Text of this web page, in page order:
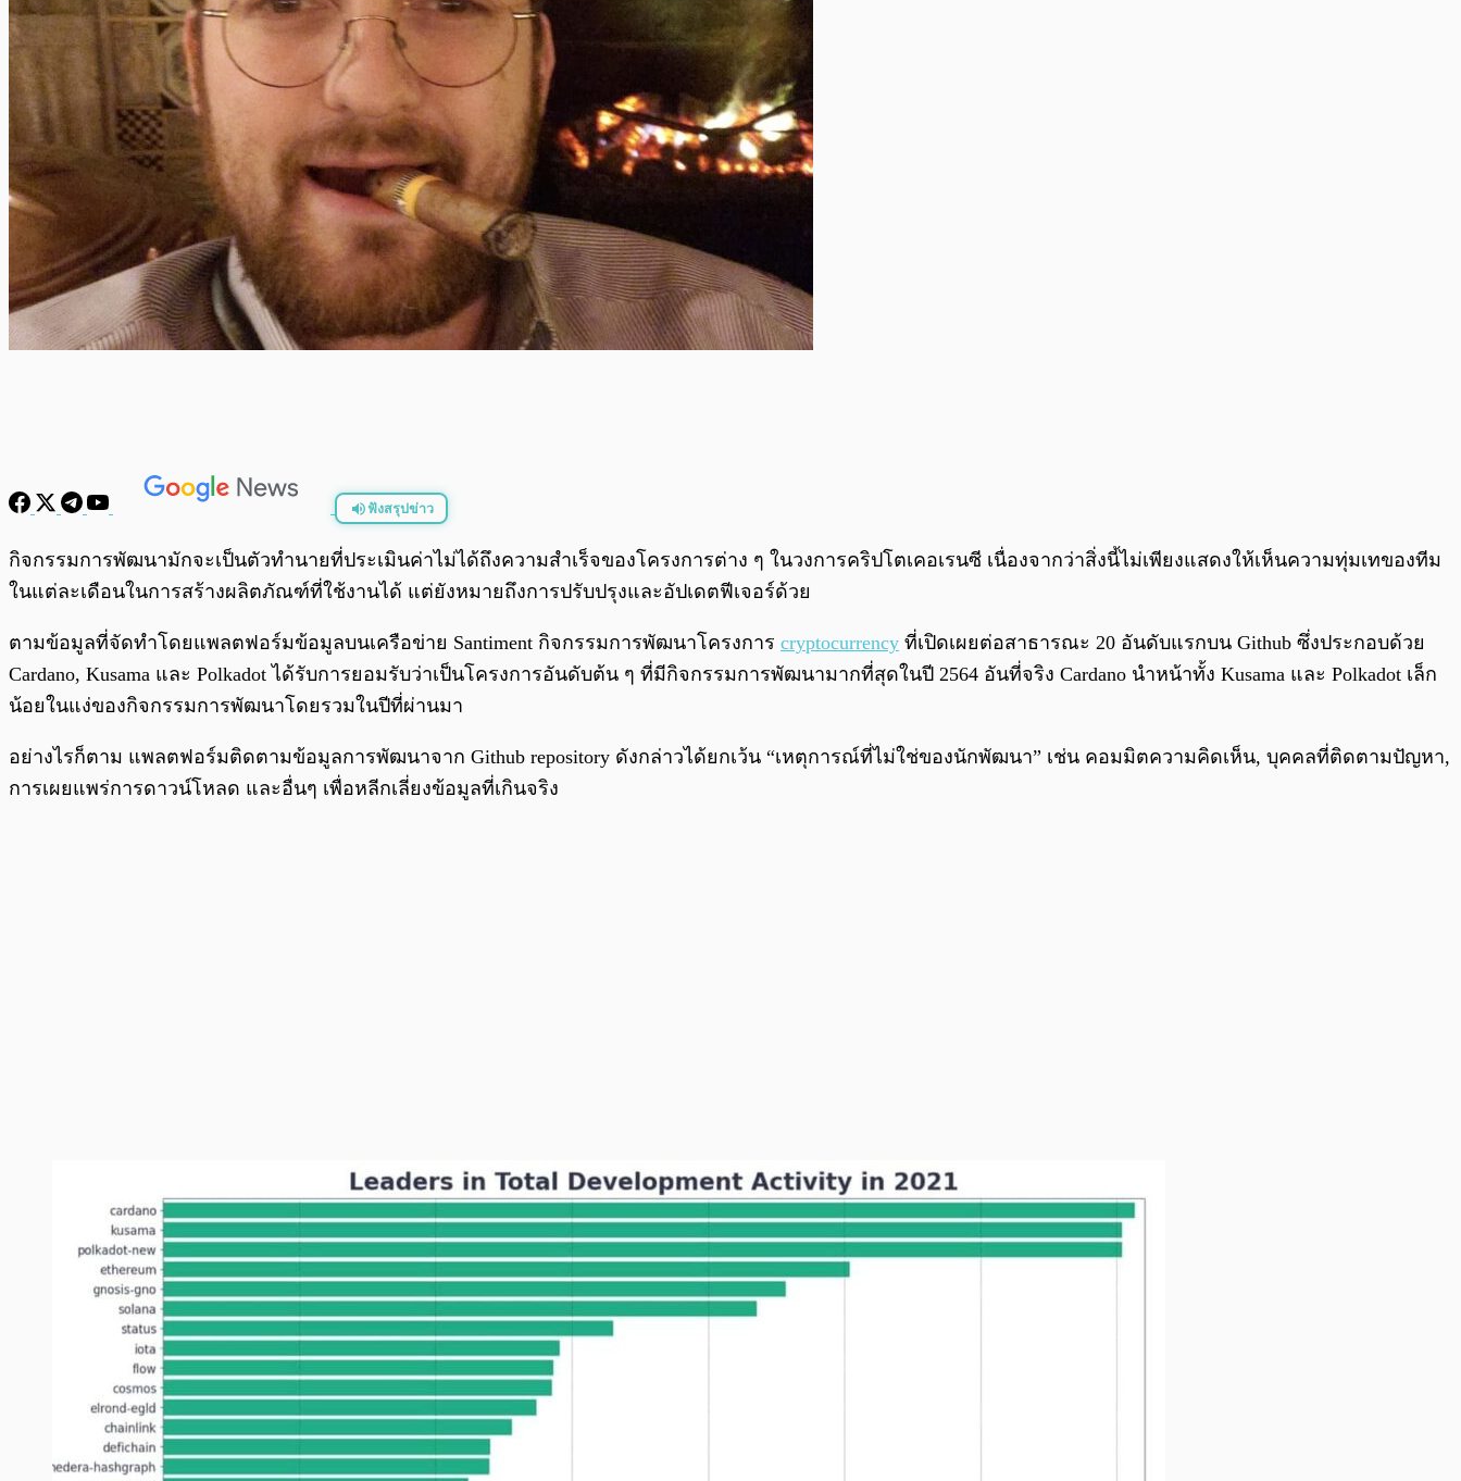
ฟังสรุปข่าว
/
กิจกรรมการพัฒนามักจะเป็นตัวทำนายที่ประเมินค่าไม่ได้ถึงความสำเร็จของโครงการต่าง ๆ ในวงการคริปโตเคอเรนซี เนื่องจากว่าสิ่งนี้ไม่เพียงแสดงให้เห็นความทุ่มเทของทีม
ในแต่ละเดือนในการสร้างผลิตภัณฑ์ที่ใช้งานได้ แต่ยังหมายถึงการปรับปรุงและอัปเดตฟีเจอร์ด้วย
ตามข้อมูลที่จัดทำโดยแพลตฟอร์มข้อมูลบนเครือข่าย Santiment กิจกรรมการพัฒนาโครงการ cryptocurrency ที่เปิดเผยต่อสาธารณะ 20 อันดับแรกบน Github ซึ่งประกอบด้วย
Cardano, Kusama และ Polkadot ได้รับการยอมรับว่าเป็นโครงการอันดับต้น ๆ ที่มีกิจกรรมการพัฒนามากที่สุดในปี 2564 อันที่จริง Cardano นำหน้าทั้ง Kusama และ Polkadot เล็ก
น้อยในแง่ของกิจกรรมการพัฒนาโดยรวมในปีที่ผ่านมา
อย่างไรก็ตาม แพลตฟอร์มติดตามข้อมูลการพัฒนาจาก Github repository ดังกล่าวได้ยกเว้น “เหตุการณ์ที่ไม่ใช่ของนักพัฒนา” เช่น คอมมิตความคิดเห็น, บุคคลที่ติดตามปัญหา,
การเผยแพร่การดาวน์โหลด และอื่นๆ เพื่อหลีกเลี่ยงข้อมูลที่เกินจริง